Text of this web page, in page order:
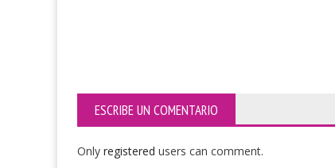
ESCRIBE UN COMENTARIO
Only registered users can comment.